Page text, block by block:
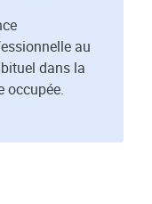
au
dans la
occupée.